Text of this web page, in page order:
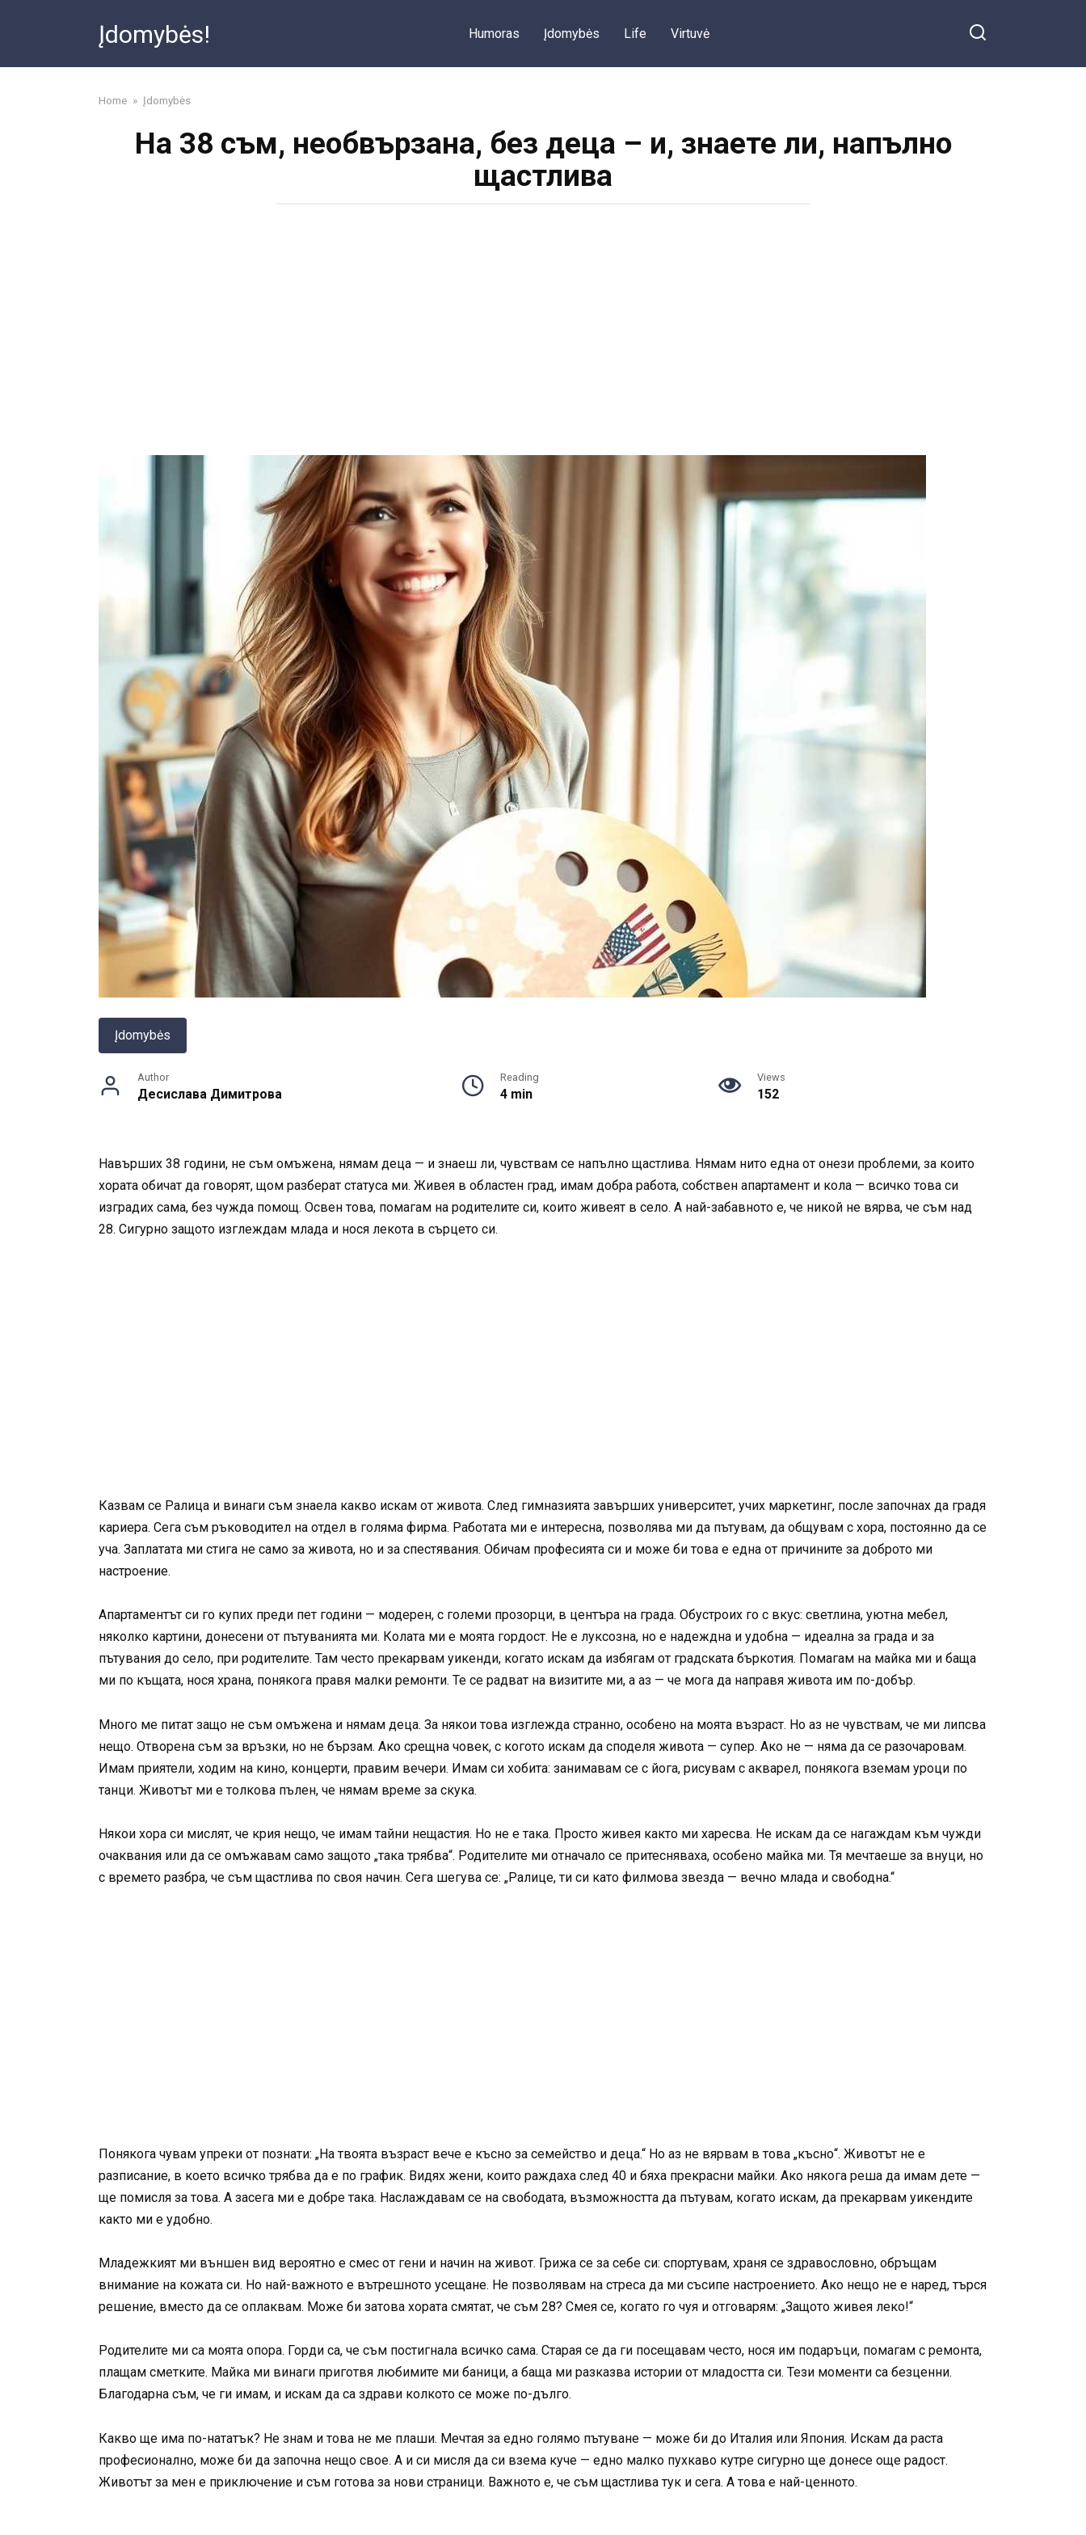
Įdomybės! Humoras Įdomybės Life Virtuvė
Home » Įdomybės
На 38 съм, необвързана, без деца – и, знаете ли, напълно
щастлива
Įdomybės
Author
Десислава Димитрова
Reading
4 min
Views
152
Навърших 38 години, не съм омъжена, нямам деца — и знаеш ли, чувствам се напълно щастлива. Нямам нито една от онези проблеми, за които
хората обичат да говорят, щом разберат статуса ми. Живея в областен град, имам добра работа, собствен апартамент и кола — всичко това си
изградих сама, без чужда помощ. Освен това, помагам на родителите си, които живеят в село. А най-забавното е, че никой не вярва, че съм над
28. Сигурно защото изглеждам млада и нося лекота в сърцето си.
Казвам се Ралица и винаги съм знаела какво искам от живота. След гимназията завърших университет, учих маркетинг, после започнах да градя
кариера. Сега съм ръководител на отдел в голяма фирма. Работата ми е интересна, позволява ми да пътувам, да общувам с хора, постоянно да се
уча. Заплатата ми стига не само за живота, но и за спестявания. Обичам професията си и може би това е една от причините за доброто ми
настроение.
Апартаментът си го купих преди пет години — модерен, с големи прозорци, в центъра на града. Обустроих го с вкус: светлина, уютна мебел,
няколко картини, донесени от пътуванията ми. Колата ми е моята гордост. Не е луксозна, но е надеждна и удобна — идеална за града и за
пътувания до село, при родителите. Там често прекарвам уикенди, когато искам да избягам от градската бъркотия. Помагам на майка ми и баща
ми по къщата, нося храна, понякога правя малки ремонти. Те се радват на визитите ми, а аз — че мога да направя живота им по-добър.
Много ме питат защо не съм омъжена и нямам деца. За някои това изглежда странно, особено на моята възраст. Но аз не чувствам, че ми липсва
нещо. Отворена съм за връзки, но не бързам. Ако срещна човек, с когото искам да споделя живота — супер. Ако не — няма да се разочаровам.
Имам приятели, ходим на кино, концерти, правим вечери. Имам си хобита: занимавам се с йога, рисувам с акварел, понякога вземам уроци по
танци. Животът ми е толкова пълен, че нямам време за скука.
Някои хора си мислят, че крия нещо, че имам тайни нещастия. Но не е така. Просто живея както ми харесва. Не искам да се нагаждам към чужди
очаквания или да се омъжавам само защото „така трябва“. Родителите ми отначало се притесняваха, особено майка ми. Тя мечтаеше за внуци, но
с времето разбра, че съм щастлива по своя начин. Сега шегува се: „Ралице, ти си като филмова звезда — вечно млада и свободна.“
Понякога чувам упреки от познати: „На твоята възраст вече е късно за семейство и деца.“ Но аз не вярвам в това „късно“. Животът не е
разписание, в което всичко трябва да е по график. Видях жени, които раждаха след 40 и бяха прекрасни майки. Ако някога реша да имам дете —
ще помисля за това. А засега ми е добре така. Наслаждавам се на свободата, възможността да пътувам, когато искам, да прекарвам уикендите
както ми е удобно.
Младежкият ми външен вид вероятно е смес от гени и начин на живот. Грижа се за себе си: спортувам, храня се здравословно, обръщам
внимание на кожата си. Но най-важното е вътрешното усещане. Не позволявам на стреса да ми съсипе настроението. Ако нещо не е наред, търся
решение, вместо да се оплаквам. Може би затова хората смятат, че съм 28? Смея се, когато го чуя и отговарям: „Защото живея леко!“
Родителите ми са моята опора. Горди са, че съм постигнала всичко сама. Старая се да ги посещавам често, нося им подаръци, помагам с ремонта,
плащам сметките. Майка ми винаги приготвя любимите ми баници, а баща ми разказва истории от младостта си. Тези моменти са безценни.
Благодарна съм, че ги имам, и искам да са здрави колкото се може по-дълго.
Какво ще има по-нататък? Не знам и това не ме плаши. Мечтая за едно голямо пътуване — може би до Италия или Япония. Искам да раста
професионално, може би да започна нещо свое. А и си мисля да си взема куче — едно малко пухкаво кутре сигурно ще донесе още радост.
Животът за мен е приключение и съм готова за нови страници. Важното е, че съм щастлива тук и сега. А това е най-ценното.